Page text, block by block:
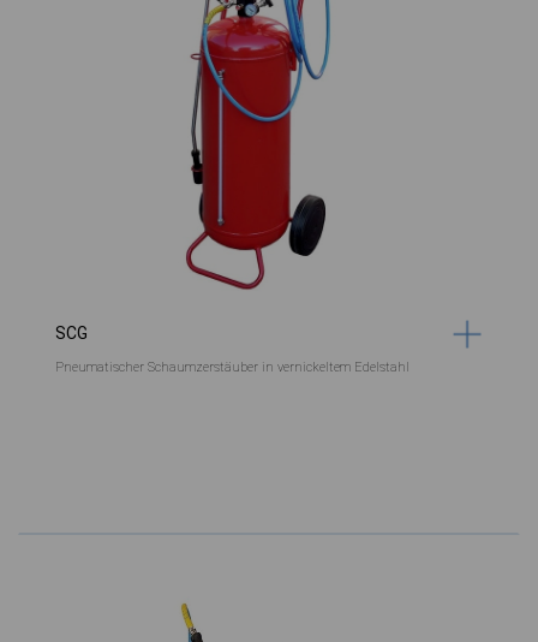
SCG
Pneumatischer Schaumzerstäuber in vernickeltem Edelstahl